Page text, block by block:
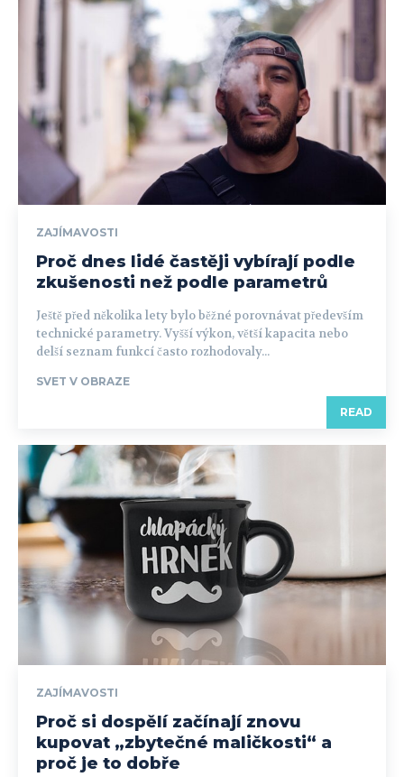
ZAJÍMAVOSTI
Proč dnes lidé častěji vybírají podle
zkušenosti než podle parametrů
Ještě před několika lety bylo běžné porovnávat především
technické parametry. Vyšší výkon, větší kapacita nebo
delší seznam funkcí často rozhodovaly...
SVET V OBRAZE
READ
ZAJÍMAVOSTI
Proč si dospělí začínají znovu
kupovat „zbytečné maličkosti“ a
proč je to dobře